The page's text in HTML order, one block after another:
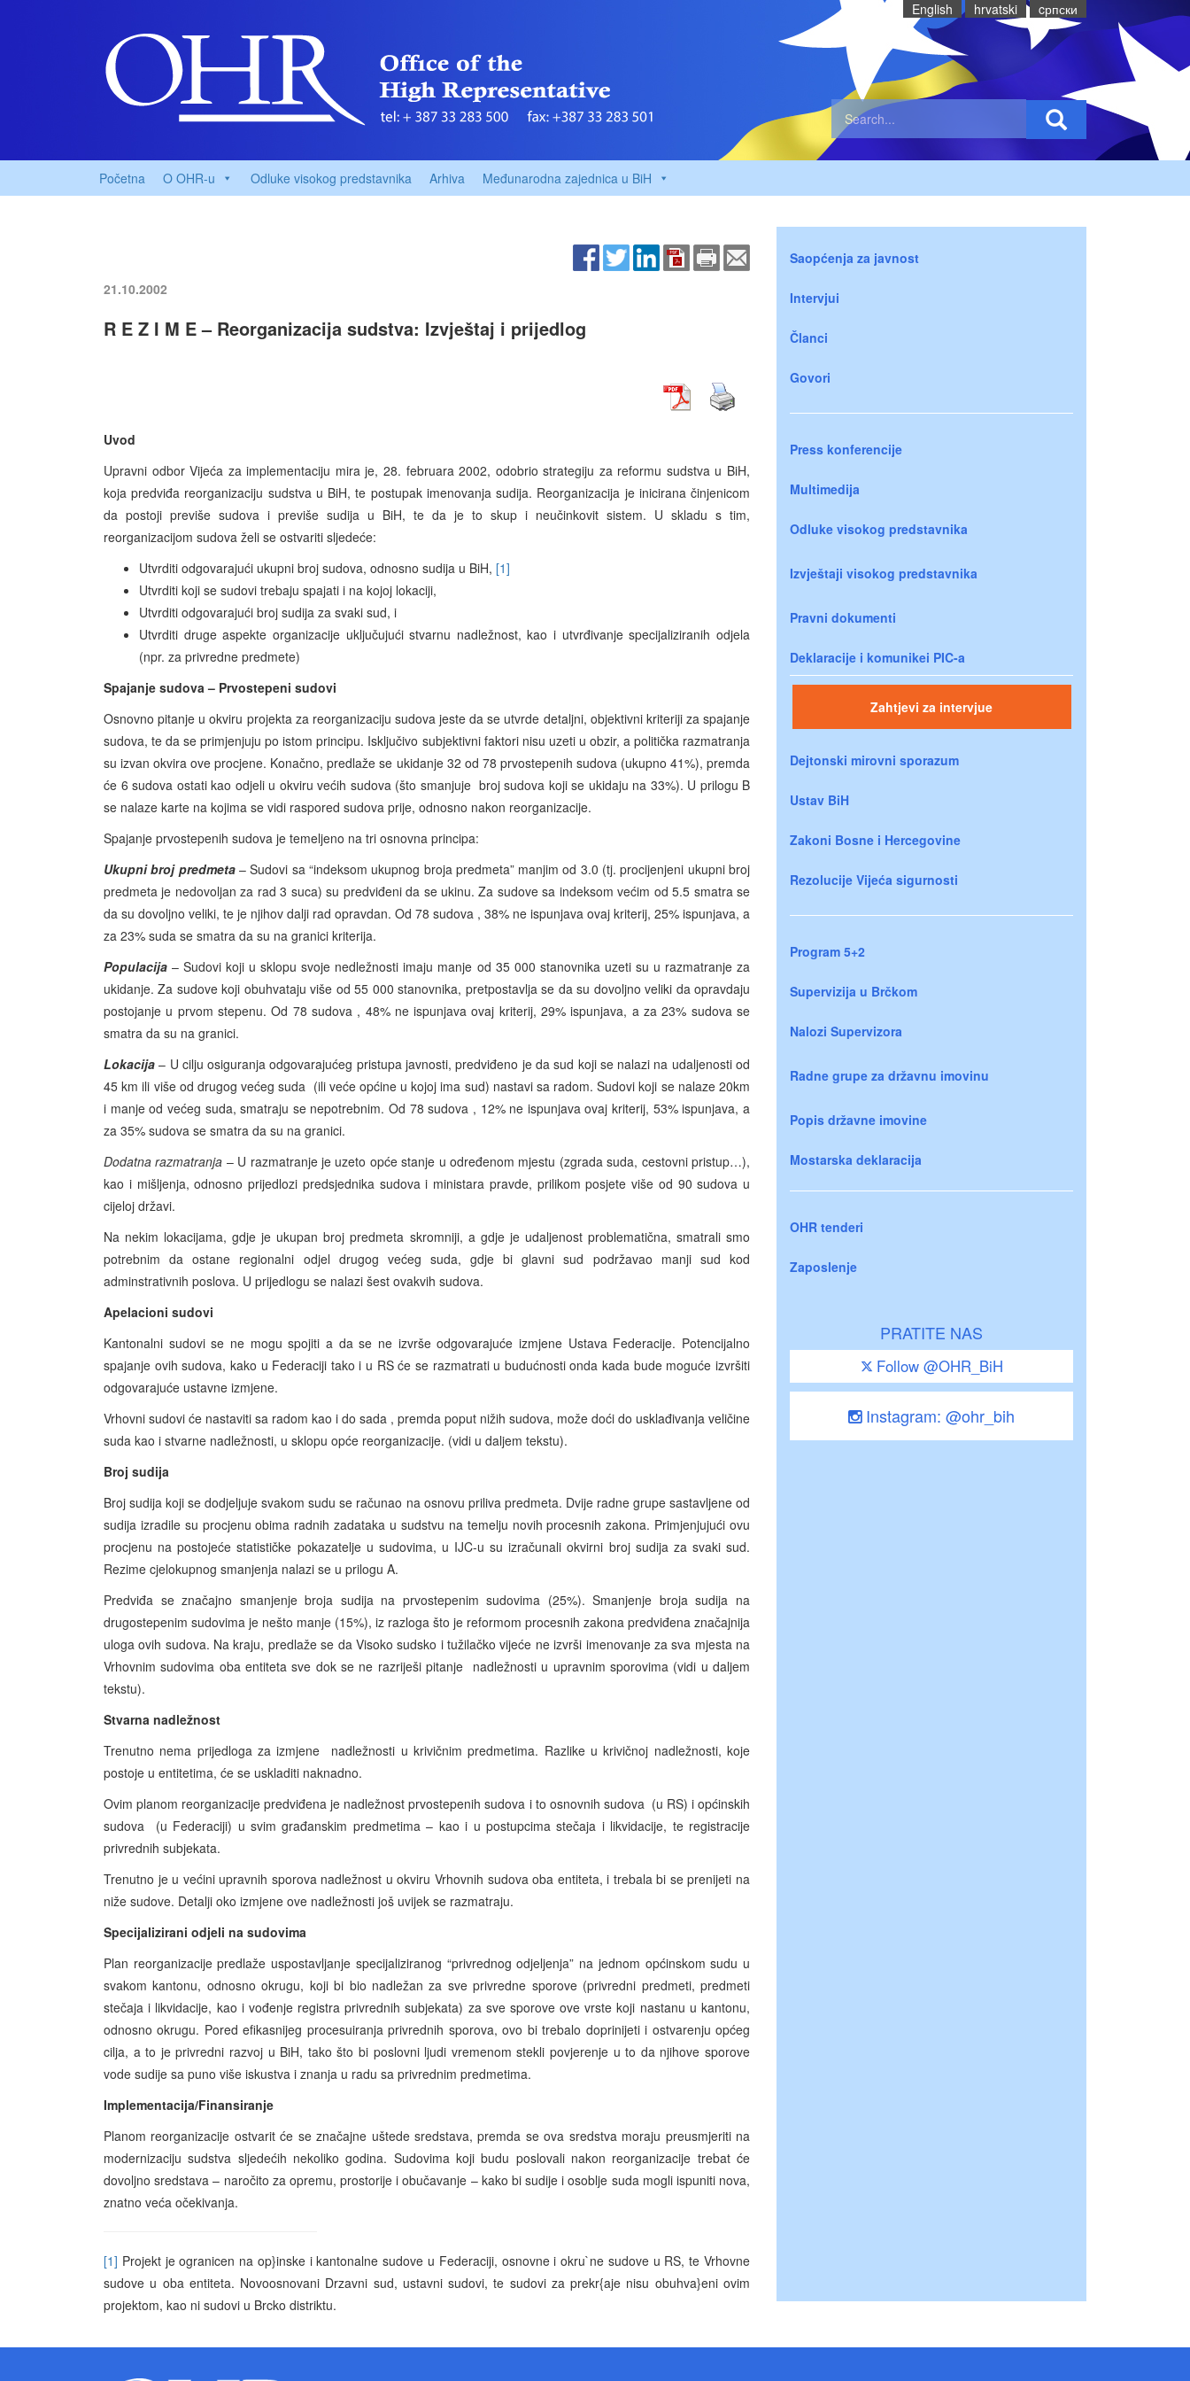
English hrvatski cрпски
Početna O OHR-u Odluke visokog predstavnika Arhiva Međunarodna zajednica u BiH
21.10.2002
R E Z I M E – Reorganizacija sudstva: Izvještaj i prijedlog
Uvod
Upravni odbor Vijeća za implementaciju mira je, 28. februara 2002, odobrio strategiju za reformu sudstva u BiH,
koja predviđa reorganizaciju sudstva u BiH, te postupak imenovanja sudija. Reorganizacija je inicirana činjenicom
da postoji previše sudova i previše sudija u BiH, te da je to skup i neučinkovit sistem. U skladu s tim,
reorganizacijom sudova želi se ostvariti sljedeće:
Utvrditi odgovarajući ukupni broj sudova, odnosno sudija u BiH, [1]
Utvrditi koji se sudovi trebaju spajati i na kojoj lokaciji,
Utvrditi odgovarajući broj sudija za svaki sud, i
Utvrditi druge aspekte organizacije uključujući stvarnu nadležnost, kao i utvrđivanje specijaliziranih odjela
(npr. za privredne predmete)
Spajanje sudova – Prvostepeni sudovi
Osnovno pitanje u okviru projekta za reorganizaciju sudova jeste da se utvrde detaljni, objektivni kriteriji za spajanje
sudova, te da se primjenjuju po istom principu. Isključivo subjektivni faktori nisu uzeti u obzir, a politička razmatranja
su izvan okvira ove procjene. Konačno, predlaže se ukidanje 32 od 78 prvostepenih sudova (ukupno 41%), premda
će 6 sudova ostati kao odjeli u okviru većih sudova (što smanjuje broj sudova koji se ukidaju na 33%). U prilogu B
se nalaze karte na kojima se vidi raspored sudova prije, odnosno nakon reorganizacije.
Spajanje prvostepenih sudova je temeljeno na tri osnovna principa:
Ukupni broj predmeta– Sudovi sa “indeksom ukupnog broja predmeta” manjim od 3.0 (tj. procijenjeni ukupni broj
predmeta je nedovoljan za rad 3 suca) su predviđeni da se ukinu. Za sudove sa indeksom većim od 5.5 smatra se
da su dovoljno veliki, te je njihov dalji rad opravdan. Od 78 sudova , 38% ne ispunjava ovaj kriterij, 25% ispunjava, a
za 23% suda se smatra da su na granici kriterija.
Populacija – Sudovi koji u sklopu svoje nedležnosti imaju manje od 35 000 stanovnika uzeti su u razmatranje za
ukidanje. Za sudove koji obuhvataju više od 55 000 stanovnika, pretpostavlja se da su dovoljno veliki da opravdaju
postojanje u prvom stepenu. Od 78 sudova , 48% ne ispunjava ovaj kriterij, 29% ispunjava, a za 23% sudova se
smatra da su na granici.
Lokacija – U cilju osiguranja odgovarajućeg pristupa javnosti, predviđeno je da sud koji se nalazi na udaljenosti od
45 km ili više od drugog većeg suda (ili veće općine u kojoj ima sud) nastavi sa radom. Sudovi koji se nalaze 20km
i manje od većeg suda, smatraju se nepotrebnim. Od 78 sudova , 12% ne ispunjava ovaj kriterij, 53% ispunjava, a
za 35% sudova se smatra da su na granici.
Dodatna razmatranja – U razmatranje je uzeto opće stanje u određenom mjestu (zgrada suda, cestovni pristup…),
kao i mišljenja, odnosno prijedlozi predsjednika sudova i ministara pravde, prilikom posjete više od 90 sudova u
cijeloj državi.
Na nekim lokacijama, gdje je ukupan broj predmeta skromniji, a gdje je udaljenost problematična, smatrali smo
potrebnim da ostane regionalni odjel drugog većeg suda, gdje bi glavni sud podržavao manji sud kod
adminstrativnih poslova. U prijedlogu se nalazi šest ovakvih sudova.
Apelacioni sudovi
Kantonalni sudovi se ne mogu spojiti a da se ne izvrše odgovarajuće izmjene Ustava Federacije. Potencijalno
spajanje ovih sudova, kako u Federaciji tako i u RS će se razmatrati u budućnosti onda kada bude moguće izvršiti
odgovarajuće ustavne izmjene.
Vrhovni sudovi će nastaviti sa radom kao i do sada , premda poput nižih sudova, može doći do usklađivanja veličine
suda kao i stvarne nadležnosti, u sklopu opće reorganizacije. (vidi u daljem tekstu).
Broj sudija
Broj sudija koji se dodjeljuje svakom sudu se računao na osnovu priliva predmeta. Dvije radne grupe sastavljene od
sudija izradile su procjenu obima radnih zadataka u sudstvu na temelju novih procesnih zakona. Primjenjujući ovu
procjenu na postojeće statističke pokazatelje u sudovima, u IJC-u su izračunali okvirni broj sudija za svaki sud.
Rezime cjelokupnog smanjenja nalazi se u prilogu A.
Predviđa se značajno smanjenje broja sudija na prvostepenim sudovima (25%). Smanjenje broja sudija na
drugostepenim sudovima je nešto manje (15%), iz razloga što je reformom procesnih zakona predviđena značajnija
uloga ovih sudova. Na kraju, predlaže se da Visoko sudsko i tužilačko vijeće ne izvrši imenovanje za sva mjesta na
Vrhovnim sudovima oba entiteta sve dok se ne razriješi pitanje nadležnosti u upravnim sporovima (vidi u daljem
tekstu).
Stvarna nadležnost
Trenutno nema prijedloga za izmjene nadležnosti u krivičnim predmetima. Razlike u krivičnoj nadležnosti, koje
postoje u entitetima, će se uskladiti naknadno.
Ovim planom reorganizacije predviđena je nadležnost prvostepenih sudova i to osnovnih sudova (u RS) i općinskih
sudova (u Federaciji) u svim građanskim predmetima – kao i u postupcima stečaja i likvidacije, te registracije
privrednih subjekata.
Trenutno je u većini upravnih sporova nadležnost u okviru Vrhovnih sudova oba entiteta, i trebala bi se prenijeti na
niže sudove. Detalji oko izmjene ove nadležnosti još uvijek se razmatraju.
Specijalizirani odjeli na sudovima
Plan reorganizacije predlaže uspostavljanje specijaliziranog “privrednog odjeljenja” na jednom općinskom sudu u
svakom kantonu, odnosno okrugu, koji bi bio nadležan za sve privredne sporove (privredni predmeti, predmeti
stečaja i likvidacije, kao i vođenje registra privrednih subjekata) za sve sporove ove vrste koji nastanu u kantonu,
odnosno okrugu. Pored efikasnijeg procesuiranja privrednih sporova, ovo bi trebalo doprinijeti i ostvarenju općeg
cilja, a to je privredni razvoj u BiH, tako što bi poslovni ljudi vremenom stekli povjerenje u to da njihove sporove
vode sudije sa puno više iskustva i znanja u radu sa privrednim predmetima.
Implementacija/Finansiranje
Planom reorganizacije ostvarit će se značajne uštede sredstava, premda se ova sredstva moraju preusmjeriti na
modernizaciju sudstva sljedećih nekoliko godina. Sudovima koji budu poslovali nakon reorganizacije trebat će
dovoljno sredstava – naročito za opremu, prostorije i obučavanje – kako bi sudije i osoblje suda mogli ispuniti nova,
znatno veća očekivanja.
[1] Projekt je ogranicen na op}inske i kantonalne sudove u Federaciji, osnovne i okru`ne sudove u RS, te Vrhovne
sudove u oba entiteta. Novoosnovani Drzavni sud, ustavni sudovi, te sudovi za prekr{aje nisu obuhva}eni ovim
projektom, kao ni sudovi u Brcko distriktu.
Saopćenja za javnost
Intervjui
Članci
Govori
Press konferencije
Multimedija
Odluke visokog predstavnika
Izvještaji visokog predstavnika
Pravni dokumenti
Deklaracije i komunikei PIC-a
Zahtjevi za intervjue
Dejtonski mirovni sporazum
Ustav BiH
Zakoni Bosne i Hercegovine
Rezolucije Vijeća sigurnosti
Program 5+2
Supervizija u Brčkom
Nalozi Supervizora
Radne grupe za državnu imovinu
Popis državne imovine
Mostarska deklaracija
OHR tenderi
Zaposlenje
PRATITE NAS
Follow @OHR_BiH
Instagram: @ohr_bih